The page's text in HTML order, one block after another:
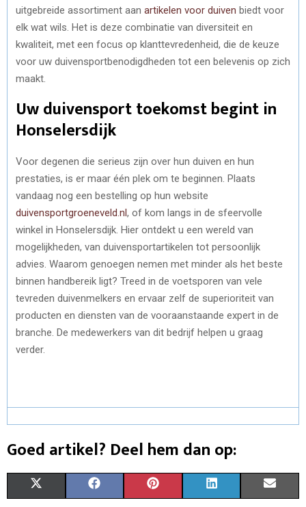
uitgebreide assortiment aan artikelen voor duiven biedt voor
elk wat wils. Het is deze combinatie van diversiteit en
kwaliteit, met een focus op klanttevredenheid, die de keuze
voor uw duivensportbenodigdheden tot een belevenis op zich
maakt.
Uw duivensport toekomst begint in
Honselersdijk
Voor degenen die serieus zijn over hun duiven en hun
prestaties, is er maar één plek om te beginnen. Plaats
vandaag nog een bestelling op hun website
duivensportgroeneveld.nl, of kom langs in de sfeervolle
winkel in Honselersdijk. Hier ontdekt u een wereld van
mogelijkheden, van duivensportartikelen tot persoonlijk
advies. Waarom genoegen nemen met minder als het beste
binnen handbereik ligt? Treed in de voetsporen van vele
tevreden duivenmelkers en ervaar zelf de superioriteit van
producten en diensten van de vooraanstaande expert in de
branche. De medewerkers van dit bedrijf helpen u graag
verder.
Goed artikel? Deel hem dan op: